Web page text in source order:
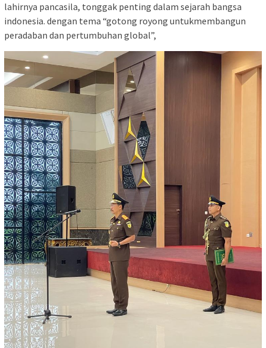
lahirnya pancasila, tonggak penting dalam sejarah bangsa
indonesia. dengan tema “gotong royong untukmembangun
peradaban dan pertumbuhan global”,